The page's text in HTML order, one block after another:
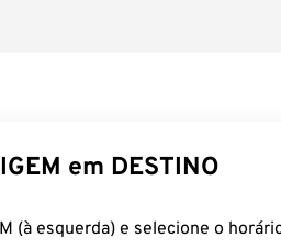
em DESTINO
(à esquerda) e selecione o